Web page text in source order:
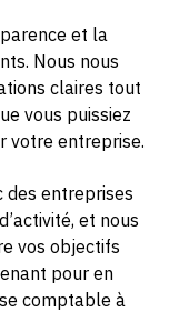
et la
Nous nous
claires tout
vous puissiez
votre entreprise.
des entreprises
et nous
vos objectifs
pour en
comptable à